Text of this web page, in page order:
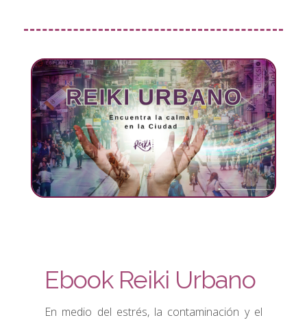
Ebook Reiki Urbano
En medio del estrés, la contaminación y el